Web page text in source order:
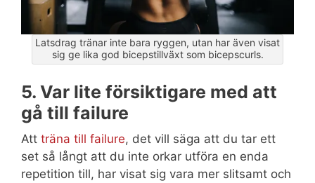
Latsdrag tränar inte bara ryggen, utan har även visat
sig ge lika god bicepstillväxt som bicepscurls.
5. Var lite försiktigare med att
gå till failure
Att träna till failure, det vill säga att du tar ett
set så långt att du inte orkar utföra en enda
repetition till, har visat sig vara mer slitsamt och